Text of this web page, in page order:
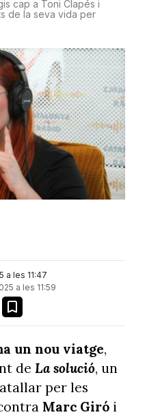
cap a Toni Clapés i
de la seva vida per
a les 11:47
a les 11:59
Email
un nou viatge,
de La solució, un
per les
Marc Girói